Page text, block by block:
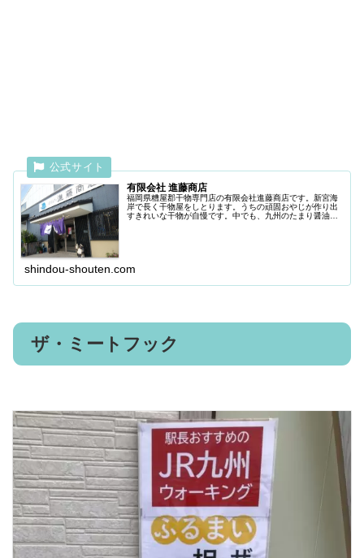
有限会社 進藤商店
福岡県糟屋郡干物専門店の有限会社進藤商店です。新宮海
岸で長く干物屋をしとります。うちの頑固おやじが作り出
すきれいな干物が自慢です。中でも、九州のたまり醤油を
shindou-shouten.com
ザ・ミートフック